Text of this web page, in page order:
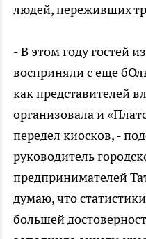
людей, переживших
- В этом году гостей
восприняли с еще
как представителей
организовала и
передел киосков, -
руководитель
предпринимателей
думаю, что
большей